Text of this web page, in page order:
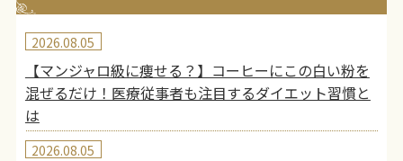
【マンジャロ級に痩せる？】コーヒーにこの白い粉を
混ぜるだけ！医療従事者も注目するダイエット習慣と
は
2026.08.05
2026.08.05